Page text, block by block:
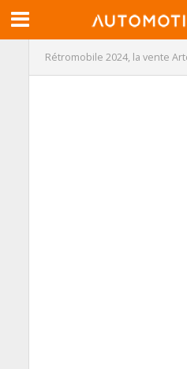
Rétromobile 2024, la vente